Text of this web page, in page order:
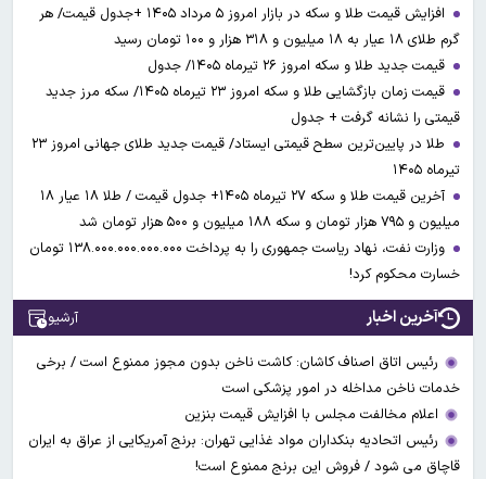
افزایش قیمت طلا و سکه در بازار امروز ۵ مرداد ۱۴۰۵ +جدول قیمت/ هر
گرم طلای ۱۸ عیار به ۱۸ میلیون و ۳۱۸ هزار و ۱۰۰ تومان رسید
قیمت جدید طلا و سکه امروز ۲۶ تیرماه ۱۴۰۵/ جدول
قیمت زمان بازگشایی طلا و سکه امروز ۲۳ تیرماه ۱۴۰۵/ سکه مرز جدید
قیمتی را نشانه گرفت + جدول
طلا در پایین‌ترین سطح قیمتی ایستاد/ قیمت جدید طلای جهانی امروز ۲۳
تیرماه ۱۴۰۵
آخرین قیمت طلا و سکه ۲۷ تیرماه ۱۴۰۵+ جدول قیمت / طلا ۱۸ عیار ۱۸
میلیون و ۷۹۵ هزار تومان و سکه ۱۸۸ میلیون و ۵۰۰ هزار تومان شد
وزارت نفت، نهاد ریاست جمهوری را به پرداخت ۱۳۸.۰۰۰.۰۰۰.۰۰۰.۰۰۰ تومان
خسارت محکوم کرد!
آخرین اخبار آرشیو
رئیس اتاق اصناف کاشان: کاشت ناخن بدون مجوز ممنوع است / برخی
خدمات ناخن مداخله در امور پزشکی است
اعلام مخالفت مجلس با افزایش قیمت بنزین
رئیس اتحادیه بنکداران مواد غذایی تهران: برنج آمریکایی از عراق به ایران
قاچاق می شود / فروش این برنج ممنوع است!